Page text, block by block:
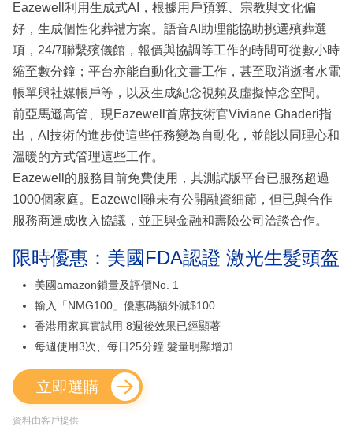
Eazewell利用生成式AI，根據用戶預算、宗教與文化偏
好，生成個性化葬禮方案。語音AI助理能協助挑選殯葬選
項，24/7聯繫殯儀館，報價與協調等工作的時間可從數小時
縮至數分鐘；平台亦能自動化文書工作，甚至取消逝者水電
帳單與社媒帳戶等，以及生成紀念視頻及虛擬悼念空間。
前亞馬遜高管、現Eazewell首席技術官Viviane Ghaderi指
出，AI技術的進步使這些任務變為自動化，並能以同理心和
溫暖的方式管理這些工作。
Eazewell的服務目前免費使用，其測試版平台已服務超過
1000個家庭。Eazewell雖未有公開融資細節，但已與合作
服務商達成收入協議，並正與金融和壽險公司洽談合作。
限時優惠：美國FDA認證 激光生髮頭盔
美國amazon鎖量及評價No. 1
輸入「NMG100」優惠碼額外減$100
香港用家真實試用 8週後效果已經顯著
每週使用3次、每日25分鐘 髮量明顯增加
立即選購
資料由客戶提供